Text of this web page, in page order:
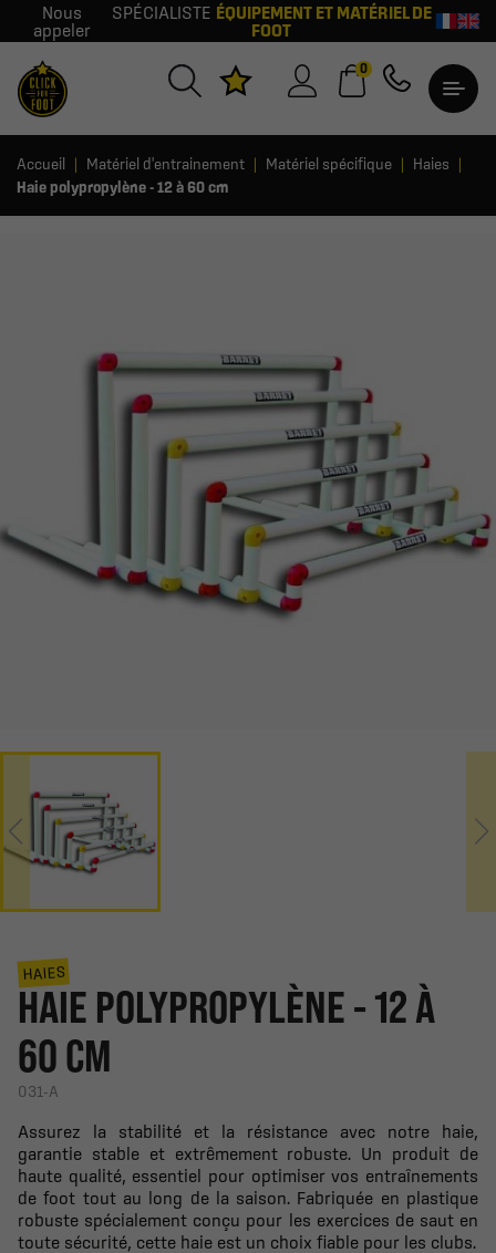
Nous
appeler
SPÉCIALISTE ÉQUIPEMENT ET MATÉRIEL DE
FOOT
0
Accueil Matériel d'entrainement Matériel spécifique
Haies
Haie polypropylène - 12 à 60 cm
HAIES
HAIE POLYPROPYLÈNE - 12 À
60 CM
031-A
Assurez la stabilité et la résistance avec notre haie,
garantie stable et extrêmement robuste. Un produit de
haute qualité, essentiel pour optimiser vos entraînements
de foot tout au long de la saison. Fabriquée en plastique
robuste spécialement conçu pour les exercices de saut en
toute sécurité, cette haie est un choix fiable pour les clubs.